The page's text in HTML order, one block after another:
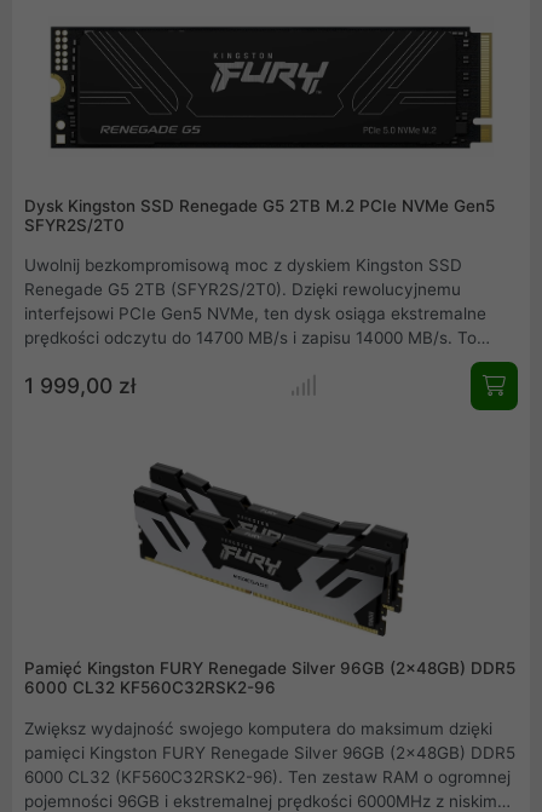
Dysk Kingston SSD Renegade G5 2TB M.2 PCIe NVMe Gen5
SFYR2S/2T0
Uwolnij bezkompromisową moc z dyskiem Kingston SSD
Renegade G5 2TB (SFYR2S/2T0). Dzięki rewolucyjnemu
interfejsowi PCIe Gen5 NVMe, ten dysk osiąga ekstremalne
prędkości odczytu do 14700 MB/s i zapisu 14000 MB/s. To
wyeliminować ekrany ładowania i zmaksymalizować
1 999,00 zł
Pamięć Kingston FURY Renegade Silver 96GB (2x48GB) DDR5
6000 CL32 KF560C32RSK2-96
Zwiększ wydajność swojego komputera do maksimum dzięki
pamięci Kingston FURY Renegade Silver 96GB (2x48GB) DDR5
6000 CL32 (KF560C32RSK2-96). Ten zestaw RAM o ogromnej
pojemności 96GB i ekstremalnej prędkości 6000MHz z niskim